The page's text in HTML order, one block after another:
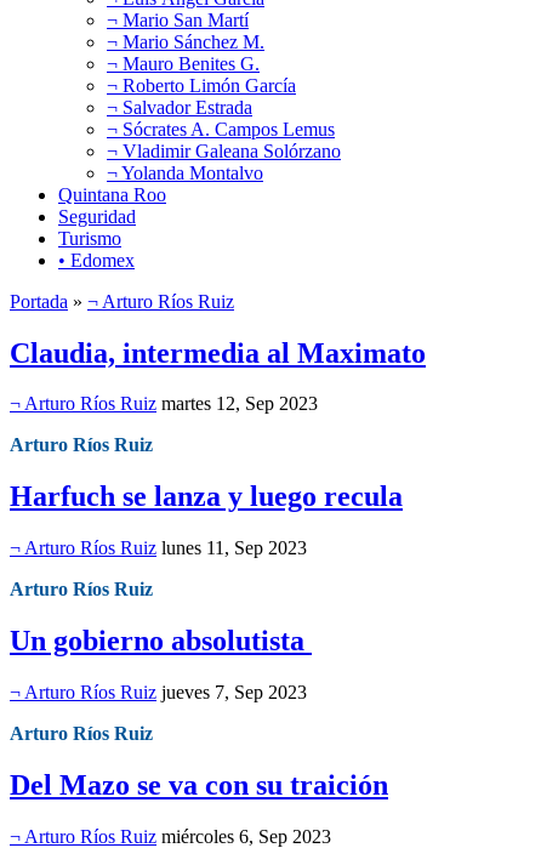
¬ Mario San Martí
¬ Mario Sánchez M.
¬ Mauro Benites G.
¬ Roberto Limón García
¬ Salvador Estrada
¬ Sócrates A. Campos Lemus
¬ Vladimir Galeana Solórzano
¬ Yolanda Montalvo
Quintana Roo
Seguridad
Turismo
• Edomex
Portada » ¬ Arturo Ríos Ruiz
Claudia, intermedia al Maximato
¬ Arturo Ríos Ruiz martes 12, Sep 2023
Arturo Ríos Ruiz
Harfuch se lanza y luego recula
¬ Arturo Ríos Ruiz lunes 11, Sep 2023
Arturo Ríos Ruiz
Un gobierno absolutista
¬ Arturo Ríos Ruiz jueves 7, Sep 2023
Arturo Ríos Ruiz
Del Mazo se va con su traición
¬ Arturo Ríos Ruiz miércoles 6, Sep 2023